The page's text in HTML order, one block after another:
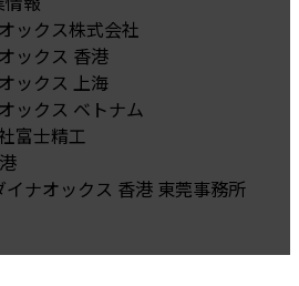
ックス株式会社
ックス 香港
ックス 上海
ックス ベトナム
富士精工
イナオックス 香港 東莞事務所